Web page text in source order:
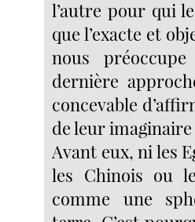
l’autre pour qui
que l’exacte et
nous
dernière
concevable
de leur imaginaire
Avant eux, ni les
les Chinois ou
comme une